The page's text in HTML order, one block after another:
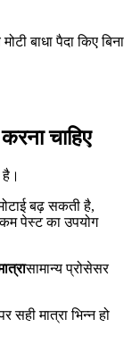
बाधा पैदा किए बिना
चाहिए
है।
बढ़ सकती है,
पेस्ट का उपयोग
सामान्य प्रोसेसर
मात्रा भिन्न हो